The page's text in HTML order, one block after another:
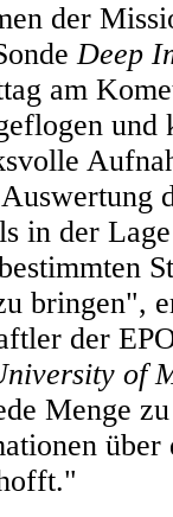
der
Deep
am
und
in der
bringen",
der
of
Menge
über